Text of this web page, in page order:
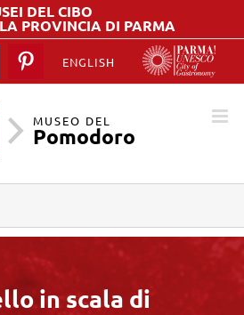
DELCIBO
PROVINCIA DI PARMA
ENGLISH
Pinterest
MUSEO DEL
Pomodoro
in scala di